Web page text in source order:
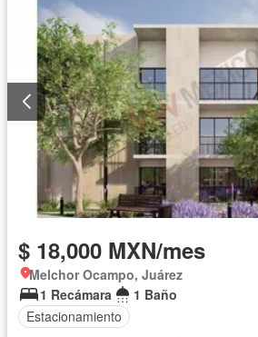
$ 18,000 MXN/mes
Melchor Ocampo, Juárez
1 Recámara
1 Baño
Estacionamiento